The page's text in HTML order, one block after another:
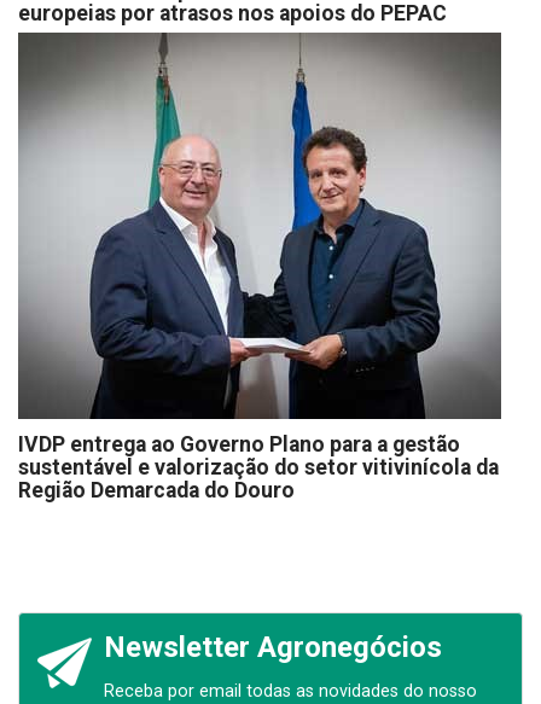
europeias por atrasos nos apoios do PEPAC
IVDP entrega ao Governo Plano para a gestão
sustentável e valorização do setor vitivinícola da
Região Demarcada do Douro
Newsletter Agronegócios
Receba por email todas as novidades do nosso